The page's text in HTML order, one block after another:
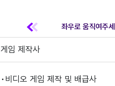
게임 제작사
비디오 게임 제작 및 배급사